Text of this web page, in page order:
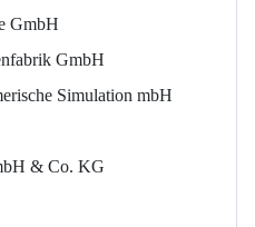
GmbH
GmbH
Simulation mbH
& Co. KG